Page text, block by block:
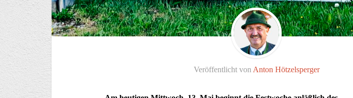
Veröffentlicht von Anton Hötzelsperger